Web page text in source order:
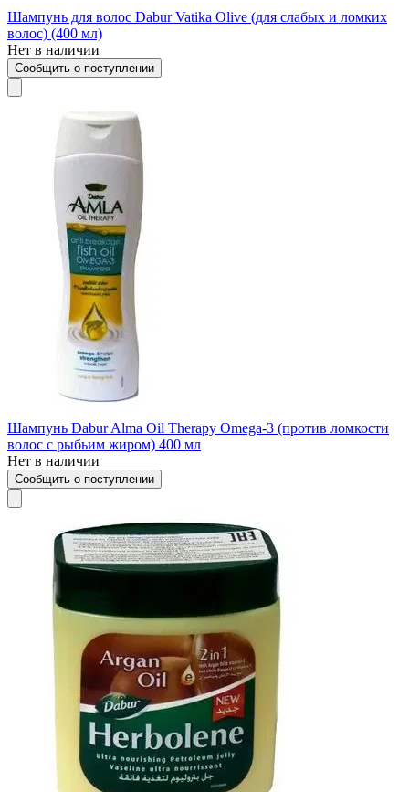
Шампунь для волос Dabur Vatika Olive (для слабых и ломких
волос) (400 мл)
Нет в наличии
Сообщить о поступлении
Шампунь Dabur Alma Oil Therapy Omega-3 (против ломкости
волос с рыбьим жиром) 400 мл
Нет в наличии
Сообщить о поступлении